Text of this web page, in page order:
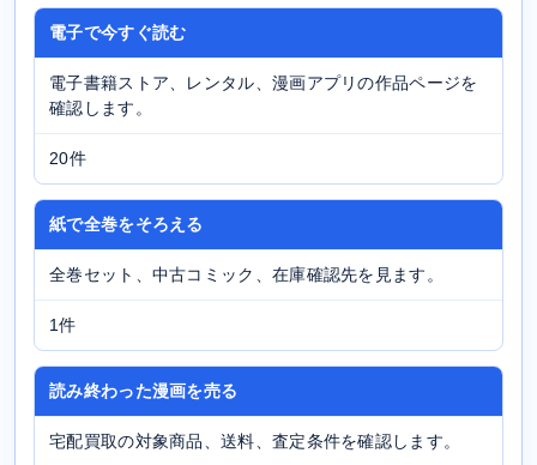
電子で今すぐ読む
電子書籍ストア、レンタル、漫画アプリの作品ページを
確認します。
20件
紙で全巻をそろえる
全巻セット、中古コミック、在庫確認先を見ます。
1件
読み終わった漫画を売る
宅配買取の対象商品、送料、査定条件を確認します。